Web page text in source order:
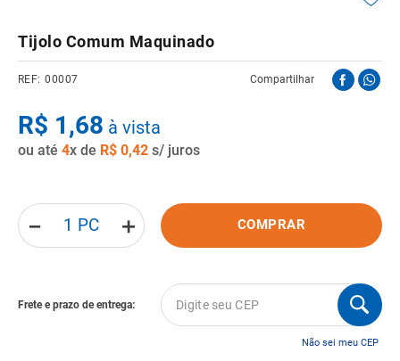
Tijolo Comum Maquinado
00007 Compartilhar
R$ 1 ,68 à vista
ou até 4x de R$ 0,42 s/ juros
＋
－ COMPRAR
Não sei meu CEP
5 º revestimento
6º telha fibrocimento
7º pisos
vaso sanitario caixa acoplada